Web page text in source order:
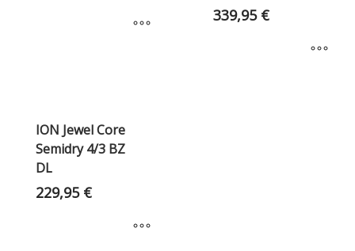
339,95 €
ION Jewel Core
Semidry 4/3 BZ
DL
229,95 €